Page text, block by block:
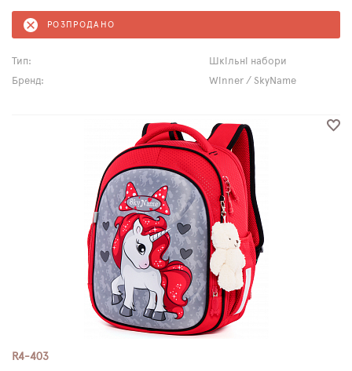
РОЗПРОДАНО
Тип:
Шкільні набори
Бренд:
Winner / SkyName
R4-403